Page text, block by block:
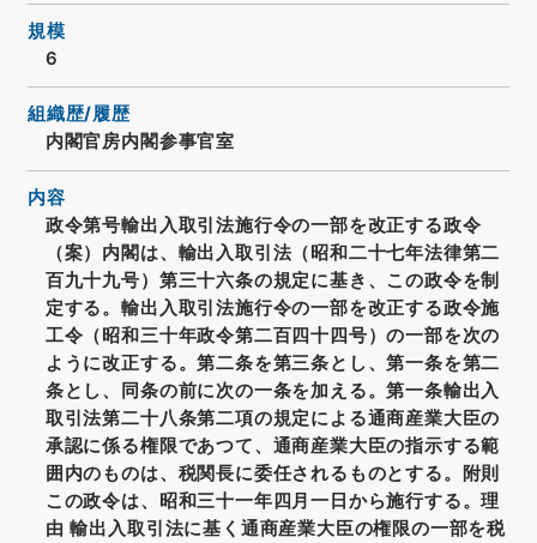
規模
6
組織歴/履歴
内閣官房内閣参事官室
内容
政令第号輸出入取引法施行令の一部を改正する政令
（案）内閣は、輸出入取引法（昭和二十七年法律第二
百九十九号）第三十六条の規定に基き、この政令を制
定する。輸出入取引法施行令の一部を改正する政令施
工令（昭和三十年政令第二百四十四号）の一部を次の
ように改正する。第二条を第三条とし、第一条を第二
条とし、同条の前に次の一条を加える。第一条輸出入
取引法第二十八条第二項の規定による通商産業大臣の
承認に係る権限であつて、通商産業大臣の指示する範
囲内のものは、税関長に委任されるものとする。附則
この政令は、昭和三十一年四月一日から施行する。理
由 輸出入取引法に基く通商産業大臣の権限の一部を税